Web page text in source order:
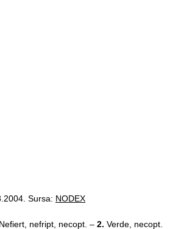
Sursa: NODEX
Nefiert, nefript, necopt. – 2. Verde, necopt.